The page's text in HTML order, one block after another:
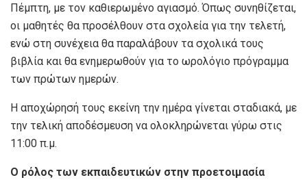
Πέμπτη, με τον καθιερωμένο αγιασμό. Όπως συνηθίζεται,
οι μαθητές θα προσέλθουν στα σχολεία για την τελετή,
ενώ στη συνέχεια θα παραλάβουν τα σχολικά τους
βιβλία και θα ενημερωθούν για το ωρολόγιο πρόγραμμα
των πρώτων ημερών.
Η αποχώρησή τους εκείνη την ημέρα γίνεται σταδιακά, με
την τελική αποδέσμευση να ολοκληρώνεται γύρω στις
11:00 π.μ.
Ο ρόλος των εκπαιδευτικών στην προετοιμασία